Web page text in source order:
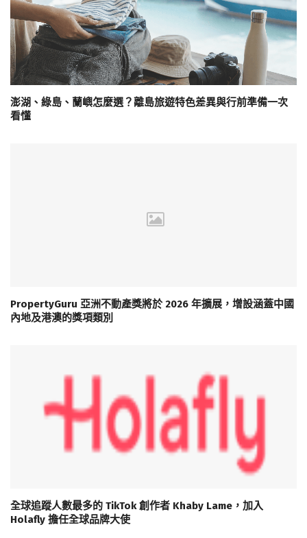
澎湖、綠島、蘭嶼怎麼選？離島旅遊特色差異與行前準備一次
看懂
PropertyGuru 亞洲不動產獎將於 2026 年擴展，增設涵蓋中國
內地及港澳的獎項類別
全球追蹤人數最多的 TikTok 創作者 Khaby Lame，加入
Holafly 擔任全球品牌大使